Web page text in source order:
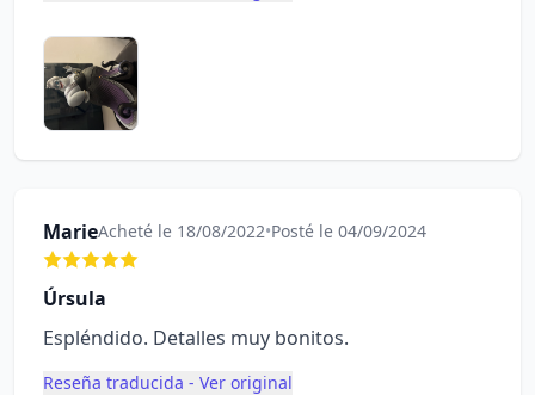
MarieAcheté le 18/08/2022•Posté le 04/09/2024
Úrsula
Espléndido. Detalles muy bonitos.
Reseña traducida - Ver original